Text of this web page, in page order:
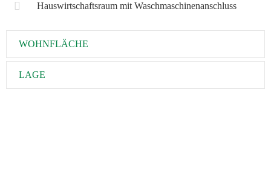
Hauswirtschaftsraum mit Waschmaschinenanschluss
WOHNFLÄCHE
LAGE